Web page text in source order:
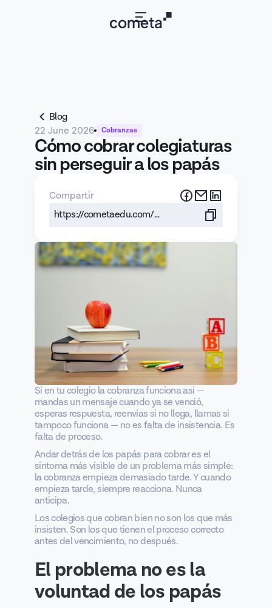
Blog
22 June 2026
Cobranzas
Cómo cobrar colegiaturas
sin perseguir a los papás
Compartir
https://cometaedu.com/blog/cobrar-colegiaturas-sin-perseguir-papas
Si en tu colegio la cobranza funciona así —
mandas un mensaje cuando ya se venció,
esperas respuesta, reenvías si no llega, llamas si
tampoco funciona — no es falta de insistencia. Es
falta de proceso.
Andar detrás de los papás para cobrar es el
síntoma más visible de un problema más simple:
la cobranza empieza demasiado tarde. Y cuando
empieza tarde, siempre reacciona. Nunca
anticipa.
Los colegios que cobran bien no son los que más
insisten. Son los que tienen el proceso correcto
antes del vencimiento, no después.
El problema no es la
voluntad de los papás